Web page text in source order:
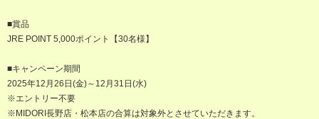
■賞品
JRE POINT 5,000ポイント【30名様】
■キャンペーン期間
2025年12月26日(金)～12月31日(水)
※エントリー不要
※MIDORI長野店・松本店の合算は対象外とさせていただきます。